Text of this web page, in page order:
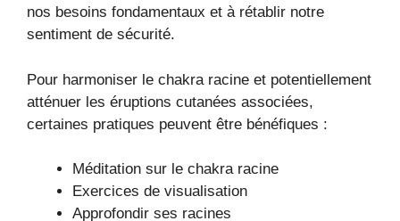
nos besoins fondamentaux et à rétablir notre
sentiment de sécurité.
Pour harmoniser le chakra racine et potentiellement
atténuer les éruptions cutanées associées,
certaines pratiques peuvent être bénéfiques :
Méditation sur le chakra racine
Exercices de visualisation
Approfondir ses racines